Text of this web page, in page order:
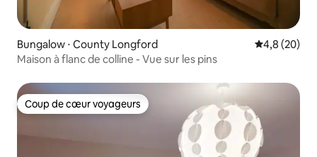
Bungalow ⋅ County Longford Évaluation
4,8 (20)
Maison à flanc de colline - Vue sur les pins
Coup de cœur voyageurs
Coup de cœur voyageurs